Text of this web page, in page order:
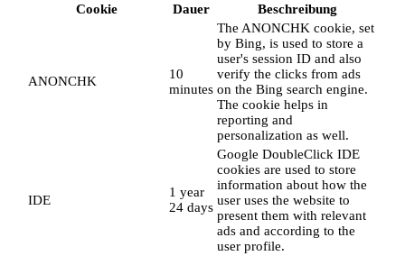
Cookie
Dauer Beschreibung
ANONCHK
10
minutes
The ANONCHK cookie, set
by Bing, is used to store a
user's session ID and also
verify the clicks from ads
on the Bing search engine.
The cookie helps in
reporting and
personalization as well.
IDE
1 year
24 days
Google DoubleClick IDE
cookies are used to store
information about how the
user uses the website to
present them with relevant
ads and according to the
user profile.